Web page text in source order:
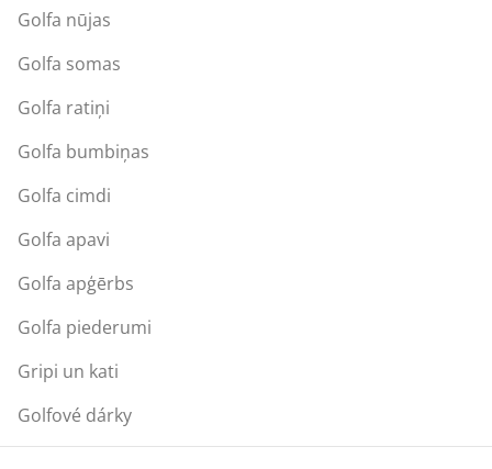
Golfa nūjas
Golfa somas
Golfa ratiņi
Golfa bumbiņas
Golfa cimdi
Golfa apavi
Golfa apģērbs
Golfa piederumi
Gripi un kati
Golfové dárky